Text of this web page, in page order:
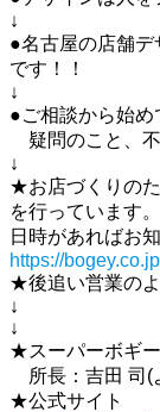
↓
●名古屋の店舗
です！！
↓
●ご相談から始め
疑問のこと、不
↓
★お店づくりのた
を行っています
日時があればお
https://
★後追い営業の
↓
↓
★スーパーボギー
所長：吉田 司(
★公式サイト